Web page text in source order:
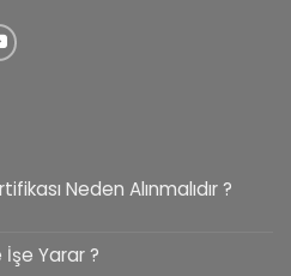
Neden Alınmalıdır ?
İşe Yarar ?